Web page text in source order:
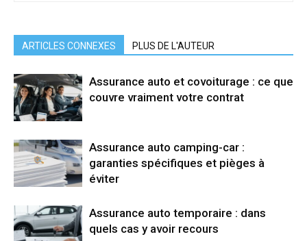
ARTICLES CONNEXES PLUS DE L'AUTEUR
Assurance auto et covoiturage : ce que
couvre vraiment votre contrat
Assurance auto camping-car :
garanties spécifiques et pièges à
éviter
Assurance auto temporaire : dans
quels cas y avoir recours